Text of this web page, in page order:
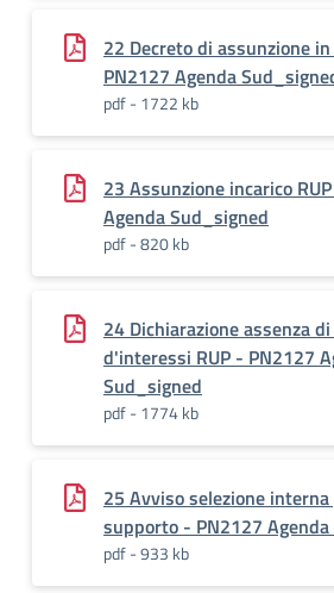
22 Decreto di assunzione
PN2127 Agenda
pdf - 1722 kb
23 Assunzione incarico
Agenda Sud_signed
pdf - 820 kb
24 Dichiarazione assenza
d'interessi RUP - PN2127
Sud_signed
pdf - 1774 kb
25 Avviso selezione
supporto - PN2127
pdf - 933 kb